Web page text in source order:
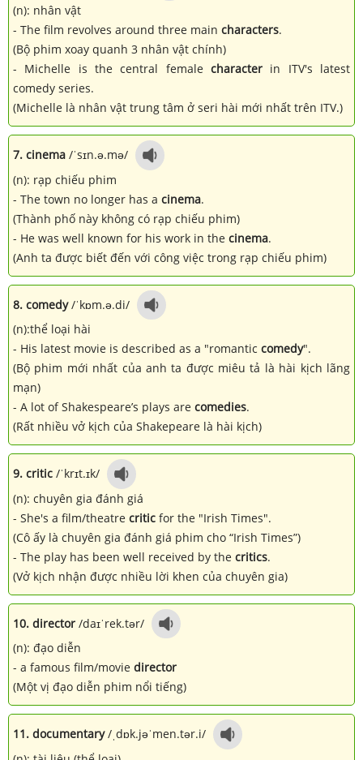
(n): nhân vật
- The film revolves around three main characters.
(Bộ phim xoay quanh 3 nhân vật chính)
- Michelle is the central female character in ITV's latest
comedy series.
(Michelle là nhân vật trung tâm ở seri hài mới nhất trên ITV.)
7. cinema /ˈsɪn.ə.mə/
(n): rạp chiếu phim
- The town no longer has a cinema.
(Thành phố này không có rạp chiếu phim)
- He was well known for his work in the cinema.
(Anh ta được biết đến với công việc trong rạp chiếu phim)
8. comedy/ˈkɒm.ə.di/
(n):thể loại hài
- His latest movie is described as a "romantic comedy".
(Bộ phim mới nhất của anh ta được miêu tả là hài kịch lãng
mạn)
- A lot of Shakespeare’s plays are comedies.
(Rất nhiều vở kịch của Shakepeare là hài kịch)
9. critic /ˈkrɪt.ɪk/
(n): chuyên gia đánh giá
- She's a film/theatre critic for the "Irish Times".
(Cô ấy là chuyên gia đánh giá phim cho “Irish Times”)
- The play has been well received by the critics.
(Vở kịch nhận được nhiều lời khen của chuyên gia)
10. director /daɪˈrek.tər/
(n): đạo diễn
- a famous film/movie director
(Một vị đạo diễn phim nổi tiếng)
11. documentary/ˌdɒk.jəˈmen.tər.i/